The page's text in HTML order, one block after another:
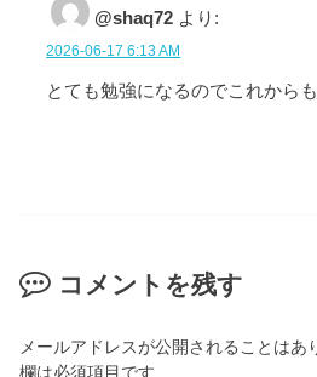
@shaq72 より:
2026-06-17 6:13 AM
とても勉強になるのでこれから
コメントを残す
メールアドレスが公開されることはあ
欄は必須項目です